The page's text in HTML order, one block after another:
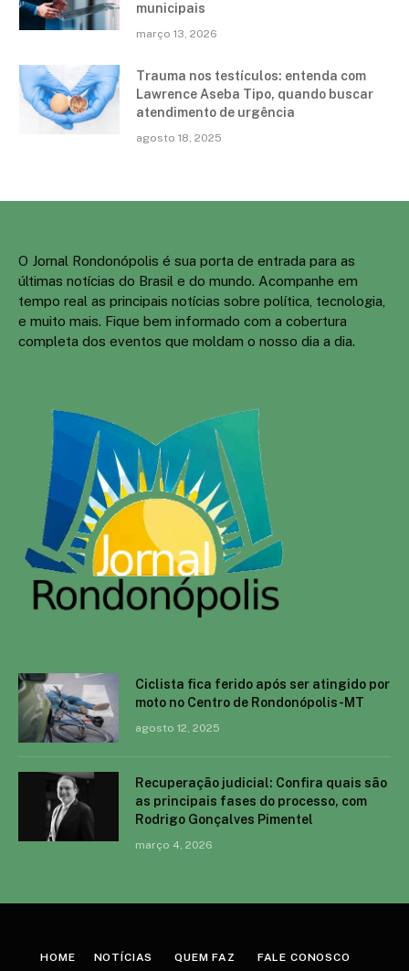
municipais
março 13, 2026
Trauma nos testículos: entenda com
Lawrence Aseba Tipo, quando buscar
atendimento de urgência
agosto 18, 2025
O Jornal Rondonópolis é sua porta de entrada para as
últimas notícias do Brasil e do mundo. Acompanhe em
tempo real as principais notícias sobre política, tecnologia,
e muito mais. Fique bem informado com a cobertura
completa dos eventos que moldam o nosso dia a dia.
Ciclista fica ferido após ser atingido por
moto no Centro de Rondonópolis-MT
agosto 12, 2025
Recuperação judicial: Confira quais são
as principais fases do processo, com
Rodrigo Gonçalves Pimentel
março 4, 2026
HOME NOTÍCIAS QUEM FAZ FALE CONOSCO